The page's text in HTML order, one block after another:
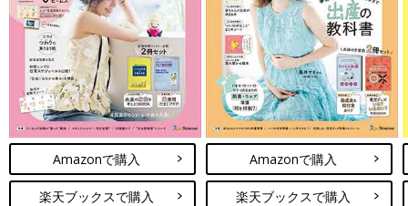
Amazonで購入
楽天ブックスで購入
Amazonで購入
楽天ブックスで購入